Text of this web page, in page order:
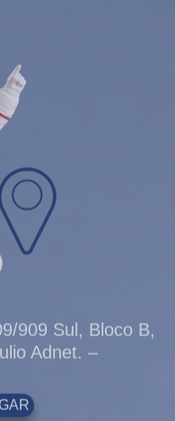
909 Sul, Bloco B,
Adnet. –
Century –
2208 – Brasília –